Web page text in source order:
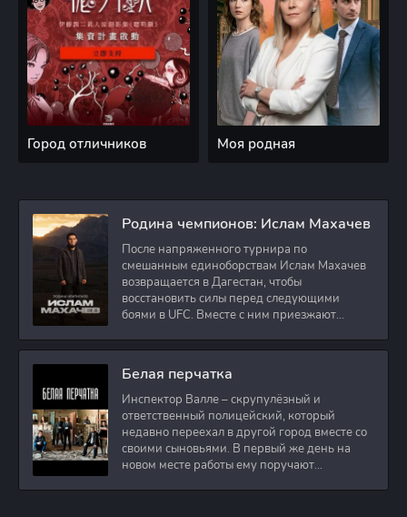
Город отличников Моя родная
Родина чемпионов: Ислам Махачев
После напряженного турнира по
смешанным единоборствам Ислам Махачев
возвращается в Дагестан, чтобы
восстановить силы перед следующими
боями в UFC. Вместе с ним приезжают
Белая перчатка
Инспектор Валле – скрупулёзный и
ответственный полицейский, который
недавно переехал в другой город вместе со
своими сыновьями. В первый же день на
новом месте работы ему поручают